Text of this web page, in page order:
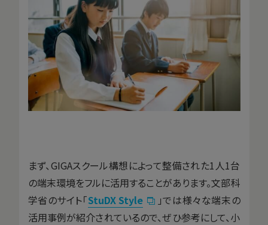
まず、GIGAスクール構想によって整備された1人1台
の端末環境をフルに活用することがあります。文部科
学省のサイト「StuDX Style
」では様々な端末の
活用事例が紹介されているので、ぜひ参考にして、小